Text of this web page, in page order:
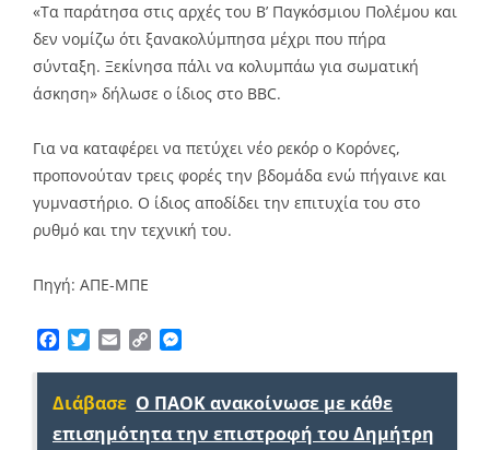
«Τα παράτησα στις αρχές του Β’ Παγκόσμιου Πολέμου και
δεν νομίζω ότι ξανακολύμπησα μέχρι που πήρα
σύνταξη. Ξεκίνησα πάλι να κολυμπάω για σωματική
άσκηση» δήλωσε ο ίδιος στο BBC.
Για να καταφέρει να πετύχει νέο ρεκόρ ο Κορόνες,
προπονούταν τρεις φορές την βδομάδα ενώ πήγαινε και
γυμναστήριο. Ο ίδιος αποδίδει την επιτυχία του στο
ρυθμό και την τεχνική του.
Πηγή: ΑΠΕ-ΜΠΕ
Facebook
TwitterEmailCopy
Διάβασε Ο ΠΑΟΚ ανακοίνωσε με κάθε
επισημότητα την επιστροφή του Δημήτρη